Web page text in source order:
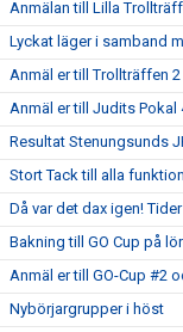
Anmälan till Lilla
Lyckat läger i samband
Anmäl er till Trollträffen
Anmäl er till Judits Pokal
Resultat Stenungsunds
Stort Tack till alla
Då var det dax igen!
Bakning till GO Cup på
Anmäl er till GO-Cup #2
Nybörjargrupper i höst